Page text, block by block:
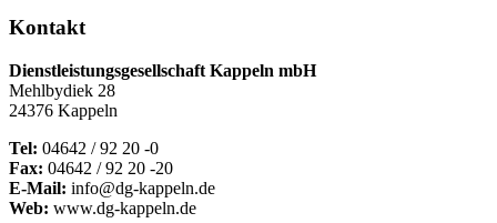
Kontakt
Dienstleistungsgesellschaft Kappeln mbH
Mehlbydiek 28
24376 Kappeln
Tel: 04642 / 92 20 -0
Fax: 04642 / 92 20 -20
E-Mail: info@dg-kappeln.de
Web: www.dg-kappeln.de